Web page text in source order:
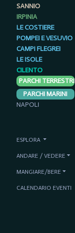
SANNIO
IRPINIA
LE COSTIERE
POMPEI E VESUVIO
CAMPI FLEGREI
LE ISOLE
CILENTO
PARCHI TERRESTRI
PARCHI MARINI
NAPOLI
ESPLORA
ANDARE / VEDERE
MANGIARE/BERE
CALENDARIO EVENTI